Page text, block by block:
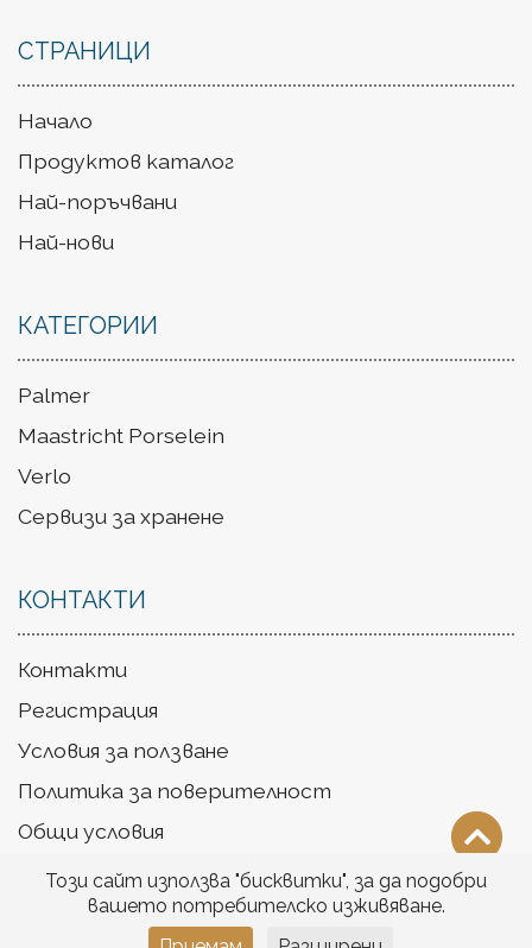
СТРАНИЦИ
Начало
Продуктов каталог
Най-поръчвани
Най-нови
КАТЕГОРИИ
Palmer
Maastricht Porselein
Verlo
Сервизи за хранене
КОНТАКТИ
Контакти
Регистрация
Условия за ползване
Политика за поверителност
Общи условия
Доставка
Този сайт използва "бисквитки", за да подобри
вашето потребителско изживяване.